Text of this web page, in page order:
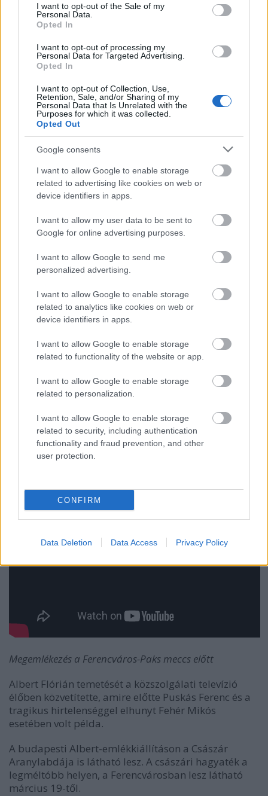
consent section.
I want to opt-out of the Sale of my
Personal Data.
Opted In
I want to opt-out of processing my
Personal Data for Targeted Advertising.
Opted In
I want to opt-out of Collection, Use,
Retention, Sale, and/or Sharing of my
Personal Data that Is Unrelated with the
Purposes for which it was collected.
Opted Out
Google consents
I want to allow Google to enable storage
related to advertising like cookies on web or
device identifiers in apps.
I want to allow my user data to be sent to
Google for online advertising purposes.
I want to allow Google to send me
personalized advertising.
I want to allow Google to enable storage
related to analytics like cookies on web or
device identifiers in apps.
I want to allow Google to enable storage
related to functionality of the website or app.
I want to allow Google to enable storage
related to personalization.
I want to allow Google to enable storage
related to security, including authentication
functionality and fraud prevention, and other
user protection.
CONFIRM
Data Deletion Data Access Privacy Policy
falbontás a Fradinál
A szurkolók részéről is óriási szeretet és tisztelet
övezte a Császárt. A halála utáni első bajnokin, a
Ferencváros-Paks meccsen - amelyet megelőzően
legnagyobbhoz méltó módon búcsúzott el tőle a
Ferencváros szurkolótábora, a 2007. december 21.
Megemlékezés a Ferencváros-Paks meccs előtt
Albert Flórián temetését a közszolgálati televízió
élőben közvetítette, amire előtte Puskás Ferenc és a
tragikus hirtelenséggel elhunyt Fehér Mikós
esetében volt példa.
A budapesti Albert-emlékkiállításon a Császár
Aranylabdája is látható lesz. A császári hagyaték a
legméltóbb helyen, a Ferencvárosban lesz látható
március 19-től.